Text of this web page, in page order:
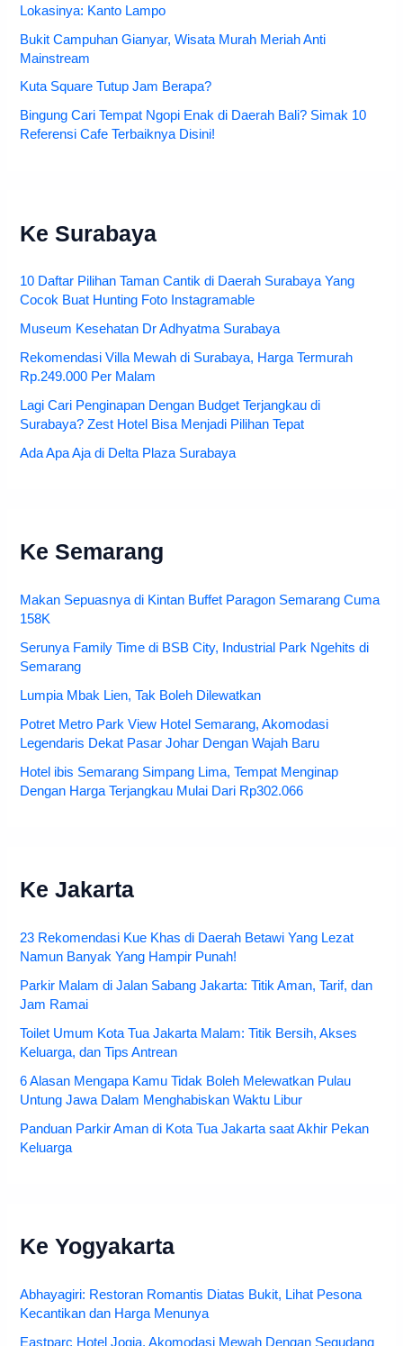
Lokasinya: Kanto Lampo
Bukit Campuhan Gianyar, Wisata Murah Meriah Anti
Mainstream
Kuta Square Tutup Jam Berapa?
Bingung Cari Tempat Ngopi Enak di Daerah Bali? Simak 10
Referensi Cafe Terbaiknya Disini!
Ke Surabaya
10 Daftar Pilihan Taman Cantik di Daerah Surabaya Yang
Cocok Buat Hunting Foto Instagramable
Museum Kesehatan Dr Adhyatma Surabaya
Rekomendasi Villa Mewah di Surabaya, Harga Termurah
Rp.249.000 Per Malam
Lagi Cari Penginapan Dengan Budget Terjangkau di
Surabaya? Zest Hotel Bisa Menjadi Pilihan Tepat
Ada Apa Aja di Delta Plaza Surabaya
Ke Semarang
Makan Sepuasnya di Kintan Buffet Paragon Semarang Cuma
158K
Serunya Family Time di BSB City, Industrial Park Ngehits di
Semarang
Lumpia Mbak Lien, Tak Boleh Dilewatkan
Potret Metro Park View Hotel Semarang, Akomodasi
Legendaris Dekat Pasar Johar Dengan Wajah Baru
Hotel ibis Semarang Simpang Lima, Tempat Menginap
Dengan Harga Terjangkau Mulai Dari Rp302.066
Ke Jakarta
23 Rekomendasi Kue Khas di Daerah Betawi Yang Lezat
Namun Banyak Yang Hampir Punah!
Parkir Malam di Jalan Sabang Jakarta: Titik Aman, Tarif, dan
Jam Ramai
Toilet Umum Kota Tua Jakarta Malam: Titik Bersih, Akses
Keluarga, dan Tips Antrean
6 Alasan Mengapa Kamu Tidak Boleh Melewatkan Pulau
Untung Jawa Dalam Menghabiskan Waktu Libur
Panduan Parkir Aman di Kota Tua Jakarta saat Akhir Pekan
Keluarga
Ke Yogyakarta
Abhayagiri: Restoran Romantis Diatas Bukit, Lihat Pesona
Kecantikan dan Harga Menunya
Eastparc Hotel Jogja, Akomodasi Mewah Dengan Segudang